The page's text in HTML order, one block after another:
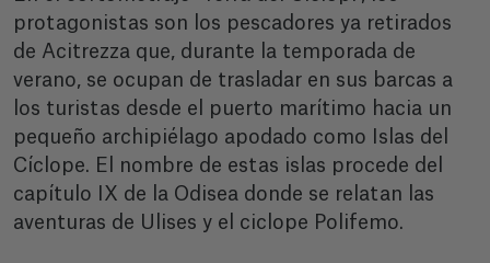
protagonistas son los pescadores ya retirados
de Acitrezza que, durante la temporada de
verano, se ocupan de trasladar en sus barcas a
los turistas desde el puerto marítimo hacia un
pequeño archipiélago apodado como Islas del
Cíclope. El nombre de estas islas procede del
capítulo IX de la Odisea donde se relatan las
aventuras de Ulises y el ciclope Polifemo.